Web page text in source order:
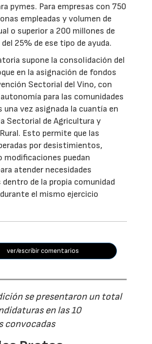
pymes. Para empresas con 750
empleadas y volumen de
o superior a 200 millones de
25% de ese tipo de ayuda.
supone la consolidación del
en la asignación de fondos
Sectorial del Vino, con
para las comunidades
una vez asignada la cuantía en
Sectorial de Agricultura y
Esto permite que las
por desistimientos,
modificaciones puedan
atender necesidades
dentro de la propia comunidad
el mismo ejercicio
ver/escribir comentarios
se presentaron un total
en las 10
convocadas